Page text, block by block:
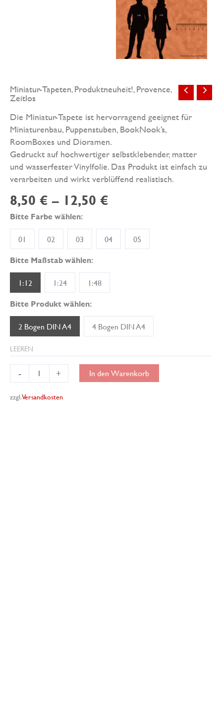
Miniatur-Tapeten, Produktneuheit!, Provence,
Zeitlos
Die Miniatur-Tapete ist hervorragend geeignet für
Miniaturenbau, Puppenstuben, BookNook’s,
RoomBoxes und Dioramen.
Gedruckt auf hochwertiger selbstklebender, matter
und wasserfester Vinylfolie. Das Produkt ist einfach zu
verarbeiten und wirkt verblüffend realistisch.
8,50 € – 12,50 €
Bitte Farbe wählen:
01 02 03 04 05
Bitte Maßstab wählen:
1:12 1:24 1:48
Bitte Produkt wählen:
2 Bogen DIN A4 4 Bogen DIN A4
LEEREN
-
Tapete
Provence
+ In den Warenkorb
zzgl.Versandkosten